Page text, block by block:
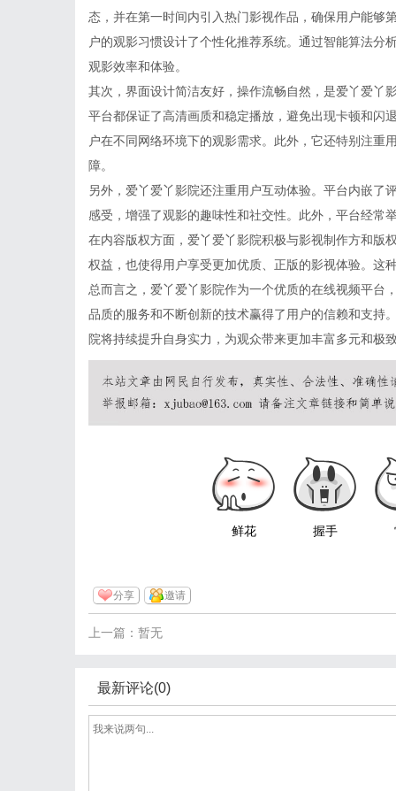
态，并在第一时间内引入热门影视作品，确保用户能够
户的观影习惯设计了个性化推荐系统。通过智能算法
观影效率和体验。
其次，界面设计简洁友好，操作流畅自然，是爱丫爱丫
平台都保证了高清画质和稳定播放，避免出现卡顿和闪
户在不同网络环境下的观影需求。此外，它还特别注
障。
另外，爱丫爱丫影院还注重用户互动体验。平台内嵌了
感受，增强了观影的趣味性和社交性。此外，平台经常
在内容版权方面，爱丫爱丫影院积极与影视制作方和版
权益，也使得用户享受更加优质、正版的影视体验。这
总而言之，爱丫爱丫影院作为一个优质的在线视频平台
品质的服务和不断创新的技术赢得了用户的信赖和支持
院将持续提升自身实力，为观众带来更加丰富多元和极
鲜花 握手
分享 邀请
上一篇：暂无
最新评论(0)